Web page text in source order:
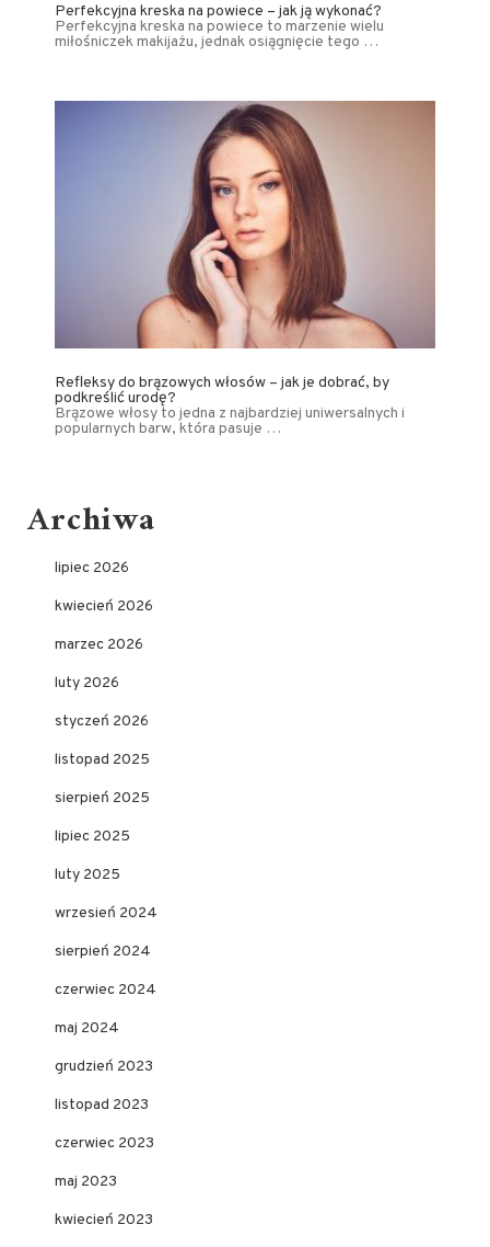
Perfekcyjna kreska na powiece – jak ją wykonać?
Perfekcyjna kreska na powiece to marzenie wielu
miłośniczek makijażu, jednak osiągnięcie tego …
Refleksy do brązowych włosów – jak je dobrać, by
podkreślić urodę?
Brązowe włosy to jedna z najbardziej uniwersalnych i
popularnych barw, która pasuje …
Archiwa
lipiec 2026
kwiecień 2026
marzec 2026
luty 2026
styczeń 2026
listopad 2025
sierpień 2025
lipiec 2025
luty 2025
wrzesień 2024
sierpień 2024
czerwiec 2024
maj 2024
grudzień 2023
listopad 2023
czerwiec 2023
maj 2023
kwiecień 2023